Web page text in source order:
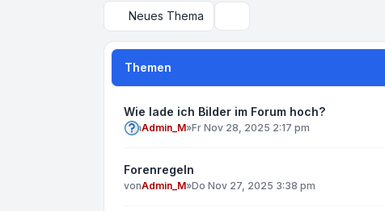
Neues Thema
Themen
Wie lade ich Bilder im Forum hoch?
vonAdmin_M»Fr Nov 28, 2025 2:17 pm
Forenregeln
vonAdmin_M»Do Nov 27, 2025 3:38 pm